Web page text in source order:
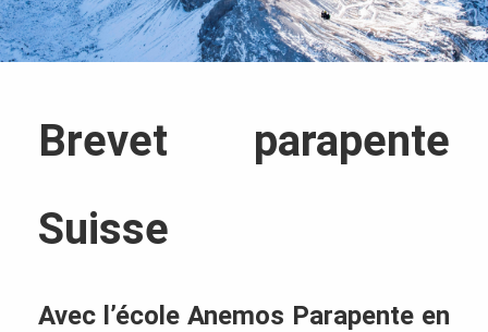
Brevet parapente
Suisse
Avec l’école Anemos Parapente en